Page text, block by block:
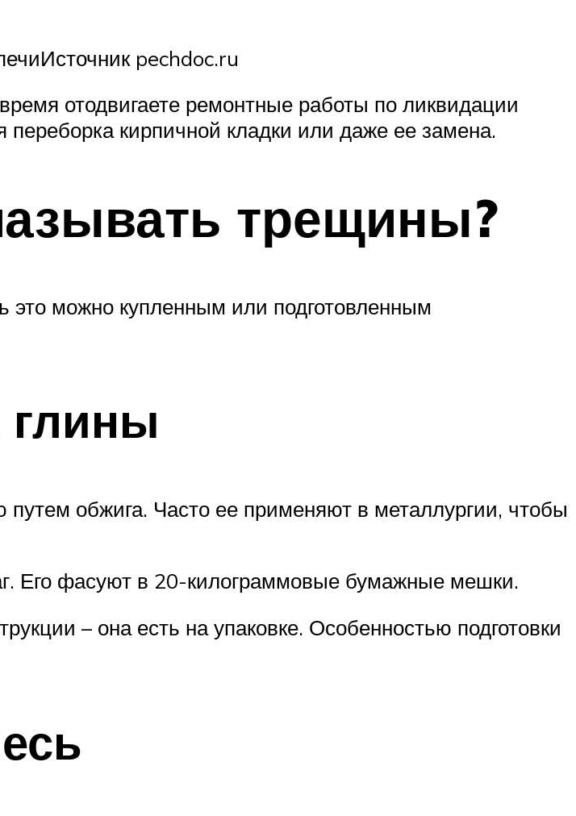
pechdoc.ru
отодвигаете ремонтные работы по ликвидации
кирпичной кладки или даже ее замена.
трещины?
это можно купленным или подготовленным
глины
обжига. Часто ее применяют в металлургии, чтобы
Его фасуют в 20-килограммовые бумажные мешки.
– она есть на упаковке. Особенностью подготовки